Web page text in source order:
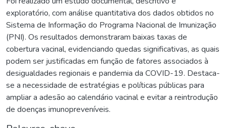
exploratório, com análise quantitativa dos dados obtidos no
Sistema de Informação do Programa Nacional de Imunização
(PNI). Os resultados demonstraram baixas taxas de
cobertura vacinal, evidenciando quedas significativas, as quais
podem ser justificadas em função de fatores associados à
desigualdades regionais e pandemia da COVID-19. Destaca-
se a necessidade de estratégias e políticas públicas para
ampliar a adesão ao calendário vacinal e evitar a reintrodução
de doenças imunopreveníveis.